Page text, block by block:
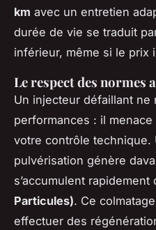
km avec un entretien
durée de vie se traduit
inférieur, même si le prix
Le respect des
Un injecteur défaillant ne
performances : il
votre contrôle technique.
pulvérisation génère
s’accumulent rapidement
Particules). Ce
effectuer des